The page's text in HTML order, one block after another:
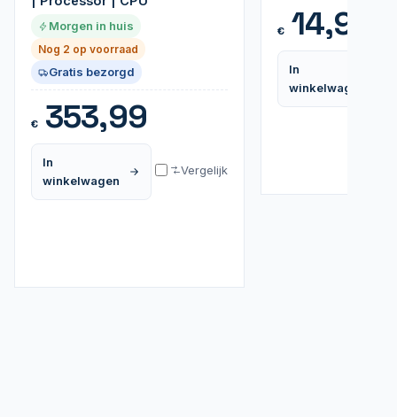
Morgen in huis
Nog 2 op voorraad
Gratis bezorgd
€353,99
In
winkelwagen
Vergelijk
€14,95
In
winkelwagen